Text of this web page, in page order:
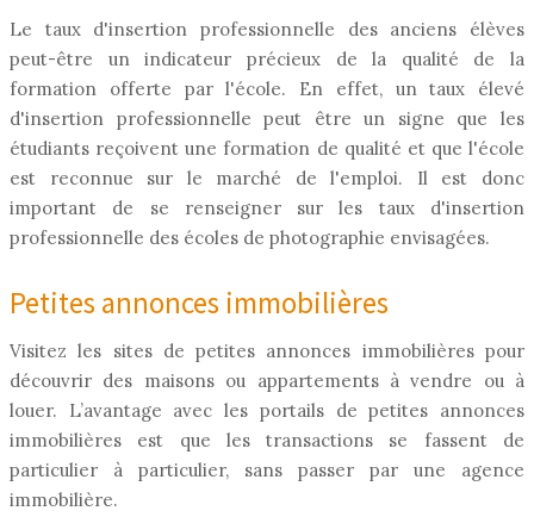
Le taux d'insertion professionnelle des anciens élèves
peut-être un indicateur précieux de la qualité de la
formation offerte par l'école. En effet, un taux élevé
d'insertion professionnelle peut être un signe que les
étudiants reçoivent une formation de qualité et que l'école
est reconnue sur le marché de l'emploi. Il est donc
important de se renseigner sur les taux d'insertion
professionnelle des écoles de photographie envisagées.
Petites annonces immobilières
Visitez les sites de petites annonces immobilières pour
découvrir des maisons ou appartements à vendre ou à
louer. L’avantage avec les portails de petites annonces
immobilières est que les transactions se fassent de
particulier à particulier, sans passer par une agence
immobilière.